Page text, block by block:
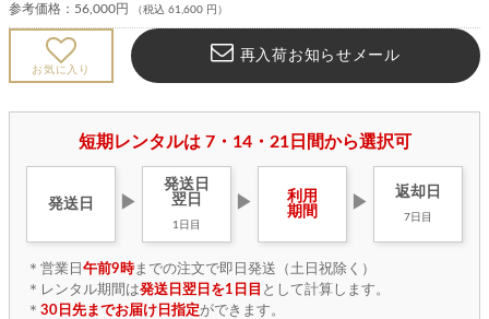
参考価格： 56,000円 （税込 61,600 円）
お気に入り
再入荷お知らせメール
短期レンタルは 7・14・21日間から選択可
発送日 ▶
発送日
翌日
1日目
▶
利用
期間
▶
返却日
7日目
＊営業日 午前9時までの注文で即日発送（土日祝除く）
＊レンタル期間は発送日翌日を1日目 として計算します。
＊ 30日先までお届け日指定ができます。